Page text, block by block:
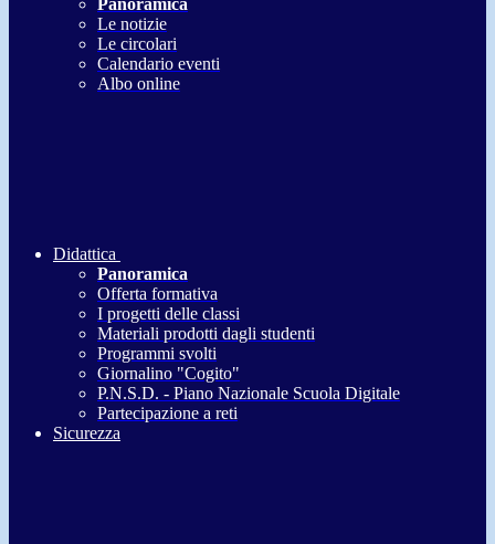
Panoramica
Le notizie
Le circolari
Calendario eventi
Albo online
Didattica
Panoramica
Offerta formativa
I progetti delle classi
Materiali prodotti dagli studenti
Programmi svolti
Giornalino "Cogito"
P.N.S.D. - Piano Nazionale Scuola Digitale
Partecipazione a reti
Sicurezza